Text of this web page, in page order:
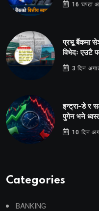
16 घण्टा
प्रभू बैंकमा
विभेदः एउटै
3 दिन
इन्ट्रा-डे र
पुगेन भने
10 दिन
Categories
BANKING